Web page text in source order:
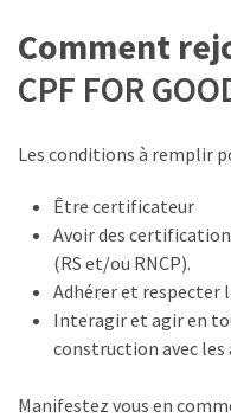
Comment
CPF FOR
Les conditions à remplir
Être certificateur
Avoir des
(RS et/ou RNCP).
Adhérer et respecter
Interagir et agir en
construction avec
Manifestez vous en